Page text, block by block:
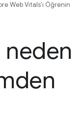
Web Vitals'ı Öğrenin
neden